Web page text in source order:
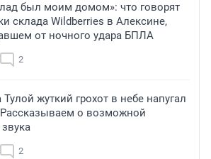
был моим домом»: что говорят
склада Wildberries в Алексине,
от ночного удара БПЛА
2
Тулой жуткий грохот в небе напугал
о возможной
2